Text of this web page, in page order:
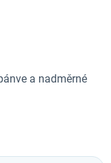
a nadměrné